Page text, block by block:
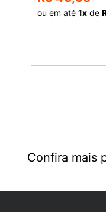
ou em até1x de
Confira mais